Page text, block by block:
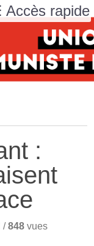
:
/848 vues
rapide